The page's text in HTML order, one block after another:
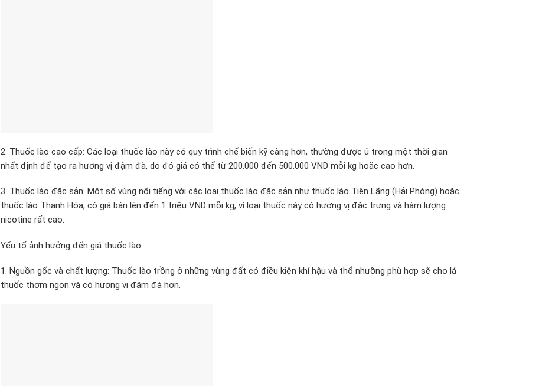
2. Thuốc lào cao cấp: Các loại thuốc lào này có quy trình chế biến kỹ càng hơn, thường được ủ trong một thời gian
nhất định để tạo ra hương vị đậm đà, do đó giá có thể từ 200.000 đến 500.000 VND mỗi kg hoặc cao hơn.
3. Thuốc lào đặc sản: Một số vùng nổi tiếng với các loại thuốc lào đặc sản như thuốc lào Tiên Lãng (Hải Phòng) hoặc
thuốc lào Thanh Hóa, có giá bán lên đến 1 triệu VND mỗi kg, vì loại thuốc này có hương vị đặc trưng và hàm lượng
nicotine rất cao.
Yếu tố ảnh hưởng đến giá thuốc lào
1. Nguồn gốc và chất lượng: Thuốc lào trồng ở những vùng đất có điều kiện khí hậu và thổ nhưỡng phù hợp sẽ cho lá
thuốc thơm ngon và có hương vị đậm đà hơn.